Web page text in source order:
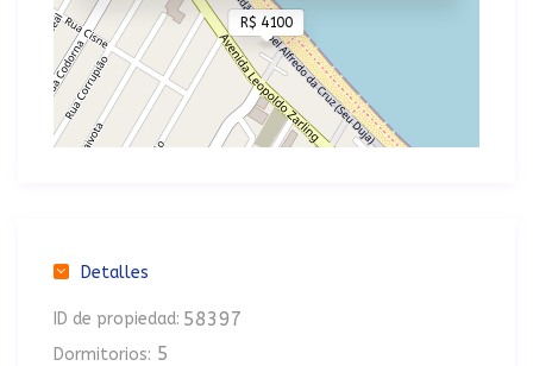
R$ 4100
Detalles
ID de propiedad: 58397
Dormitorios: 5